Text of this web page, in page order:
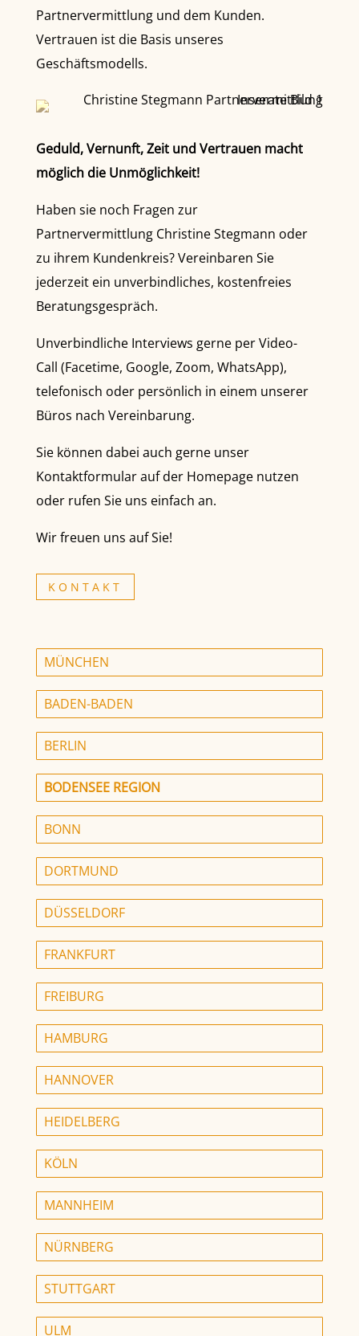
Partnervermittlung und dem Kunden.
Vertrauen ist die Basis unseres
Geschäftsmodells.
Geduld, Vernunft, Zeit und Vertrauen macht
möglich die Unmöglichkeit!
Haben sie noch Fragen zur
Partnervermittlung Christine Stegmann oder
zu ihrem Kundenkreis? Vereinbaren Sie
jederzeit ein unverbindliches, kostenfreies
Beratungsgespräch.
Unverbindliche Interviews gerne per Video-
Call (Facetime, Google, Zoom, WhatsApp),
telefonisch oder persönlich in einem unserer
Büros nach Vereinbarung.
Sie können dabei auch gerne unser
Kontaktformular auf der Homepage nutzen
oder rufen Sie uns einfach an.
Wir freuen uns auf Sie!
KONTAKT
MÜNCHEN
BADEN-BADEN
BERLIN
BODENSEE REGION
BONN
DORTMUND
DÜSSELDORF
FRANKFURT
FREIBURG
HAMBURG
HANNOVER
HEIDELBERG
KÖLN
MANNHEIM
NÜRNBERG
STUTTGART
ULM